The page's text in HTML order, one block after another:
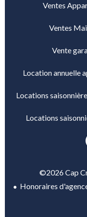
Ventes
Ventes
Vente
Location annuelle
Locations
Locations
©2026 Cap
Honoraires